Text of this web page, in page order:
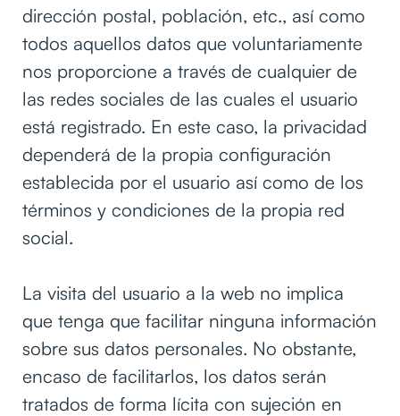
dirección postal, población, etc., así como
todos aquellos datos que voluntariamente
nos proporcione a través de cualquier de
las redes sociales de las cuales el usuario
está registrado. En este caso, la privacidad
dependerá de la propia configuración
establecida por el usuario así como de los
términos y condiciones de la propia red
social.
La visita del usuario a la web no implica
que tenga que facilitar ninguna información
sobre sus datos personales. No obstante,
encaso de facilitarlos, los datos serán
tratados de forma lícita con sujeción en